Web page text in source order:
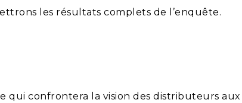
les résultats complets de l’enquête.
confrontera la vision des distributeurs aux